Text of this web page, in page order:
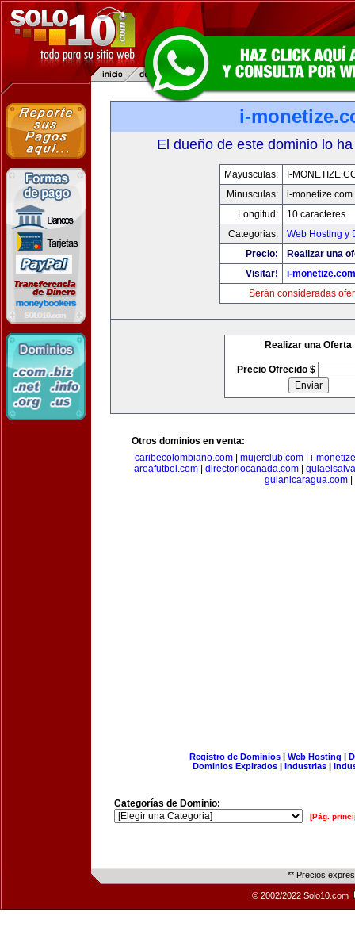
i-
El dueño de este dominio lo
Mayusculas:
I-
Minusculas:
i-monetize.com
Longitud:
10 caracteres
Categorias:
Web Hosting y
Precio:
Realizar una
Visitar!
i-monetize.com
Serán consideradas
Realizar una Oferta
Precio Ofrecido $
Otros dominios en venta:
caribecolombiano.com| mujerclub.com| i-
areafutbol.com
directoriocanada.com
guianicaragua.com|
Registro de Dominios| Web Hosting |
Dominios Expirados | Industrias |
Categorías de Dominio:
[Pág.
** Precios
© 2002/2022 Solo10.com